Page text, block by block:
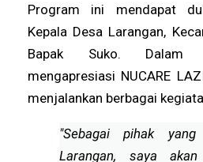
Program ini mendapat
Kepala Desa Larangan,
Bapak Suko. Dalam
mengapresiasi NUCARE
menjalankan berbagai
"Sebagai pihak
Larangan, saya